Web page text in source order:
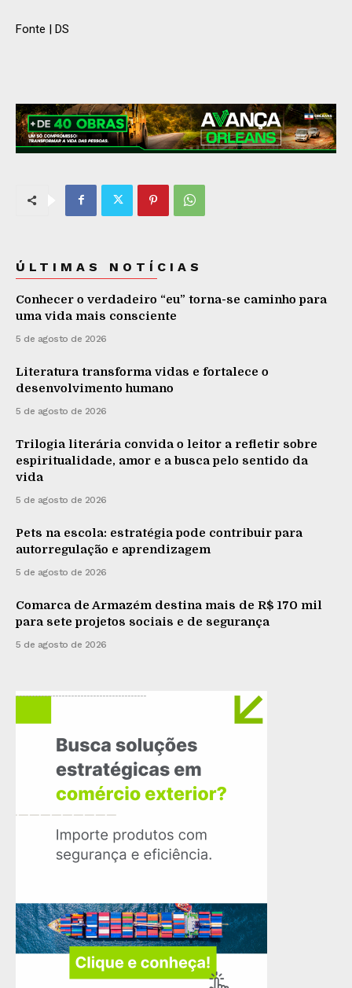
Fonte | DS
ÚLTIMAS NOTÍCIAS
Conhecer o verdadeiro “eu” torna-se caminho para
uma vida mais consciente
5 de agosto de 2026
Literatura transforma vidas e fortalece o
desenvolvimento humano
5 de agosto de 2026
Trilogia literária convida o leitor a refletir sobre
espiritualidade, amor e a busca pelo sentido da
vida
5 de agosto de 2026
Pets na escola: estratégia pode contribuir para
autorregulação e aprendizagem
5 de agosto de 2026
Comarca de Armazém destina mais de R$ 170 mil
para sete projetos sociais e de segurança
5 de agosto de 2026